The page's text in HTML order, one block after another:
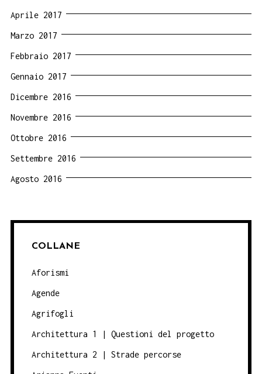
Aprile 2017
Marzo 2017
Febbraio 2017
Gennaio 2017
Dicembre 2016
Novembre 2016
Ottobre 2016
Settembre 2016
Agosto 2016
COLLANE
Aforismi
Agende
Agrifogli
Architettura 1 | Questioni del progetto
Architettura 2 | Strade percorse